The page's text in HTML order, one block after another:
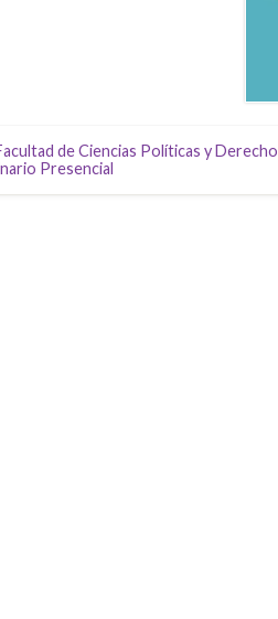
de Ciencias Políticas y Derecho
Presencial